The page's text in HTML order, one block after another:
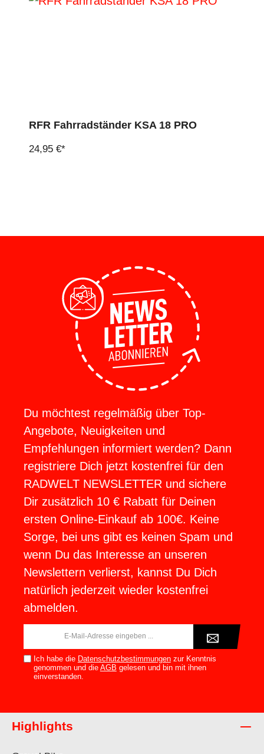
RFR Fahrradständer KSA 18 PRO
24,95 €*
Du möchtest regelmäßig über Top-
Angebote, Neuigkeiten und
Empfehlungen informiert werden? Dann
registriere Dich jetzt kostenfrei für den
RADWELT NEWSLETTER und sichere
Dir zusätzlich 10 € Rabatt für Deinen
ersten Online-Einkauf ab 100€. Keine
Sorge, bei uns gibt es keinen Spam und
wenn Du das Interesse an unseren
Newslettern verlierst, kannst Du Dich
natürlich jederzeit wieder kostenfrei
abmelden.
Ich habe die Datenschutzbestimmungenzur Kenntnis
genommen und die AGB gelesen und bin mit ihnen
einverstanden.
Highlights